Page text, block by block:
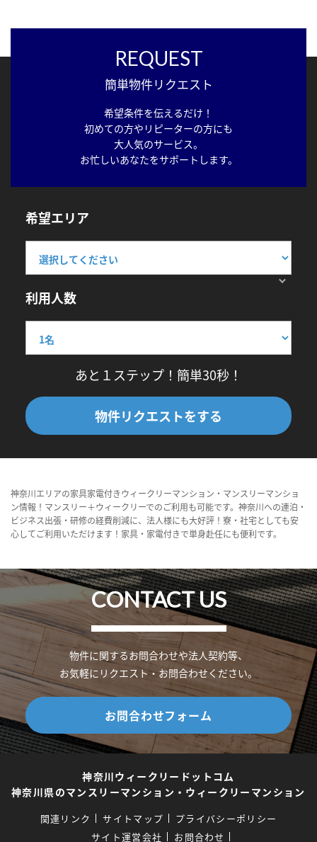
REQUEST
簡単物件リクエスト
希望条件を伝えるだけ！
初めての方やリピーターの方にも
大人気のサービス。
お忙しいあなたをサポートします。
希望エリア
利用人数
あと１ステップ！簡単30秒！
物件リクエストをする
神奈川エリアの家具家電付きウィークリーマンション・マンスリーマンショ
ン情報！マンスリー＋ウィークリーでのご利用も可能です。神奈川への連泊・
ビジネス出張・研修の経費削減に、法人様にも大好評！寮・社宅としても安
心してご利用いただけます！家具・家電付きで単身赴任にも便利です。
CONTACT US
物件に関するお問合わせや法人契約等、
お気軽にリクエスト・お問合わせください。
お問合わせフォーム
神奈川ウィークリードットコム
神奈川県のマンスリーマンション・ウィークリーマンション
関連リンク サイトマップ
プライバシーポリシー
サイト運営会社
お問合わせ